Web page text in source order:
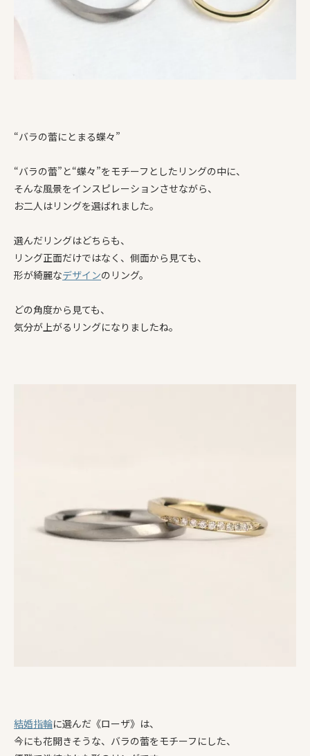
“バラの蕾にとまる蝶々”
“バラの蕾”と“蝶々”をモチーフとしたリングの中に、
そんな風景をインスピレーションさせながら、
お二人はリングを選ばれました。
選んだリングはどちらも、
リング正面だけではなく、側面から見ても、
形が綺麗なデザインのリング。
どの角度から見ても、
気分が上がるリングになりましたね。
結婚指輪に選んだ《ローザ》は、
今にも花開きそうな、バラの蕾をモチーフにした、